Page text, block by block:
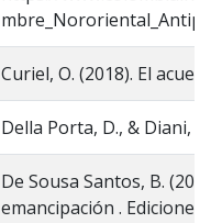
Curiel, O. (2018). El
Della Porta, D., & Diani,
De Sousa Santos, B.
emancipación . Ediciones